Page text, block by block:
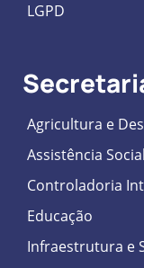
LGPD
Agricultura e
Assistência Social
Controladoria
Educação
Infraestrutura e